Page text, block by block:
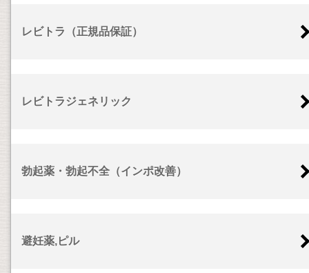
レビトラ（正規品保証）
レビトラジェネリック
勃起薬・勃起不全（インポ改善）
避妊薬,ピル